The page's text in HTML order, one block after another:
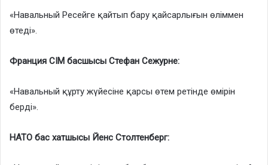
«Навальный Ресейге қайтып бару қайсарлығын өліммен
өтеді».
Франция СІМ басшысы Стефан Сежурне:
«Навальный құрту жүйесіне қарсы өтем ретінде өмірін
берді».
НАТО бас хатшысы Йенс Столтенберг: